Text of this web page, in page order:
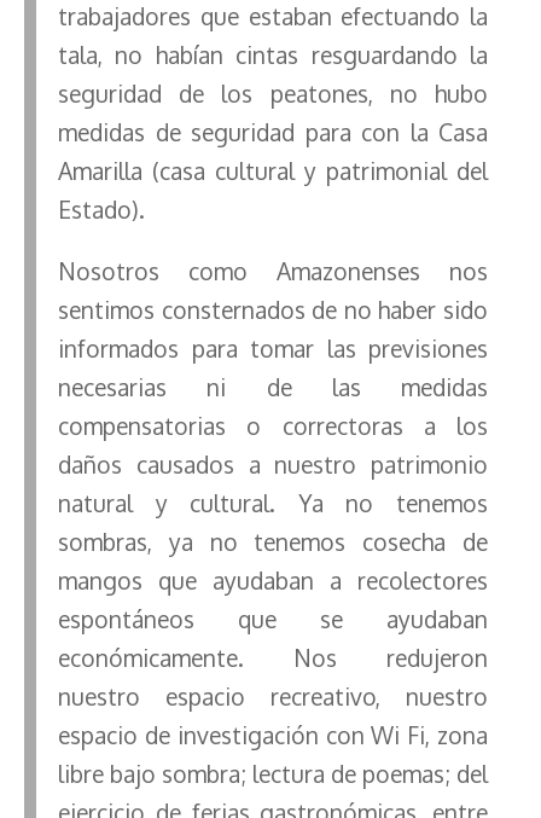
trabajadores que estaban efectuando la
tala, no habían cintas resguardando la
seguridad de los peatones, no hubo
medidas de seguridad para con la Casa
Amarilla (casa cultural y patrimonial del
Estado).
Nosotros como Amazonenses nos
sentimos consternados de no haber sido
informados para tomar las previsiones
necesarias ni de las medidas
compensatorias o correctoras a los
daños causados a nuestro patrimonio
natural y cultural. Ya no tenemos
sombras, ya no tenemos cosecha de
mangos que ayudaban a recolectores
espontáneos que se ayudaban
económicamente. Nos redujeron
nuestro espacio recreativo, nuestro
espacio de investigación con Wi Fi, zona
libre bajo sombra; lectura de poemas; del